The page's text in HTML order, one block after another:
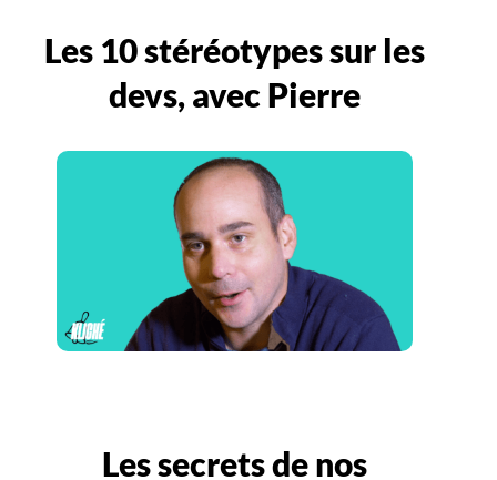
Les 10 stéréotypes sur les
devs, avec Pierre
Les secrets de nos